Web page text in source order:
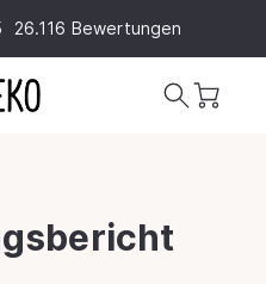
26.116 Bewertungen
Warenkorb